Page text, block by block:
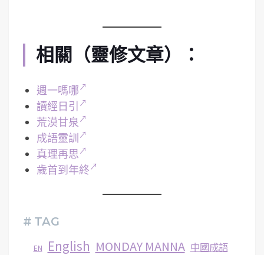
相關（靈修文章）：
週一嗎哪
讀經日引
荒漠甘泉
成語靈訓
真理再思
歲首到年終
# TAG
EN English MONDAY MANNA 中國成語